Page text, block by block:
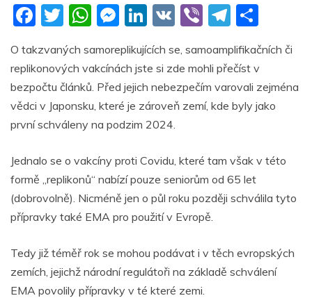
F
c
e
b
o
k
T
itt
er
W
at
s
A
p
M
ss
e
n
g
Li
k
e
dI
n
V
Vi
er
T
e
gr
a
h
ar
e
O takzvaných samoreplikujících se, samoamplifikačních či
replikonových vakcínách jste si zde mohli přečíst v
bezpočtu článků. Před jejich nebezpečím varovali zejména
vědci v Japonsku, které je zároveň zemí, kde byly jako
první schváleny na podzim 2024.
Jednalo se o vakcíny proti Covidu, které tam však v této
formě „replikonů“ nabízí pouze seniorům od 65 let
(dobrovolně). Nicméně jen o půl roku později schválila tyto
přípravky také EMA pro použití v Evropě.
Tedy již téměř rok se mohou podávat i v těch evropských
zemích, jejichž národní regulátoři na základě schválení
EMA povolily přípravky v té které zemi.